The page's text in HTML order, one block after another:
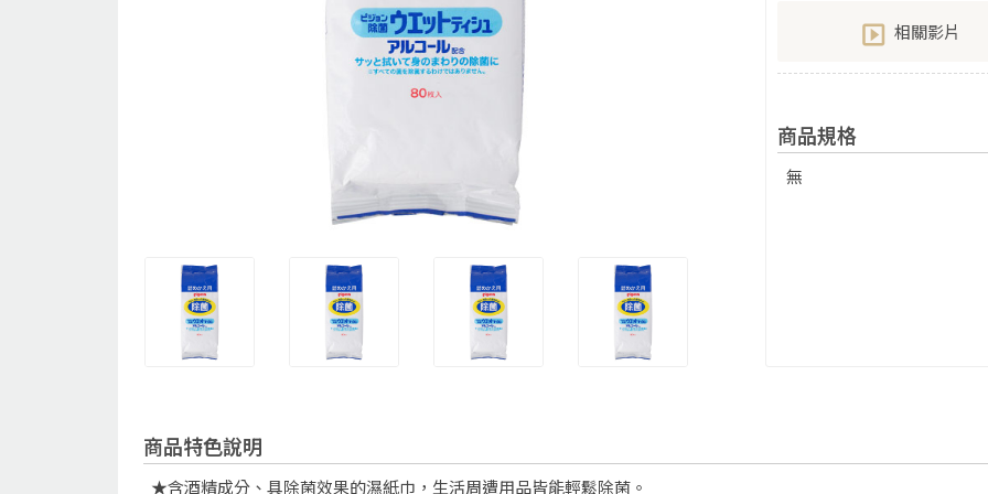
相關影片
商品規格
無
商品特色說明
★含酒精成分、具除菌效果的濕紙巾，生活周遭用品皆能輕鬆除菌。